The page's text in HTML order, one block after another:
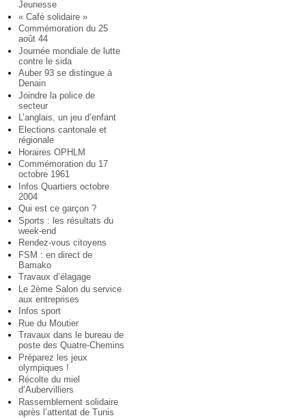
Jeunesse
« Café solidaire »
Commémoration du 25
août 44
Journée mondiale de lutte
contre le sida
Auber 93 se distingue à
Denain
Joindre la police de
secteur
L’anglais, un jeu d’enfant
Elections cantonale et
régionale
Horaires OPHLM
Commémoration du 17
octobre 1961
Infos Quartiers octobre
2004
Qui est ce garçon ?
Sports : les résultats du
week-end
Rendez-vous citoyens
FSM : en direct de
Bamako
Travaux d’élagage
Le 2ème Salon du service
aux entreprises
Infos sport
Rue du Moutier
Travaux dans le bureau de
poste des Quatre-Chemins
Préparez les jeux
olympiques !
Récolte du miel
d’Aubervilliers
Rassemblement solidaire
après l’attentat de Tunis